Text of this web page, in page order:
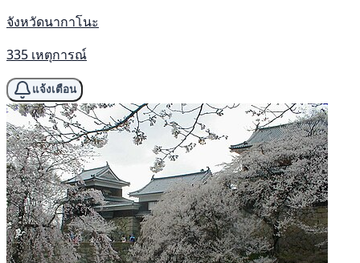
จังหวัดนากาโนะ
335 เหตุการณ์
แจ้งเตือน